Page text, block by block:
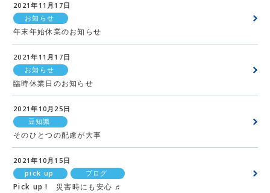
2021年11月17日
お知らせ
年末年始休業のお知らせ
2021年11月17日
お知らせ
臨時休業日のお知らせ
2021年10月25日
豆知識
そのひとつの配慮が大事
2021年10月15日
pick up
ブログ
Pick up ! 災害時にも安心 ♬